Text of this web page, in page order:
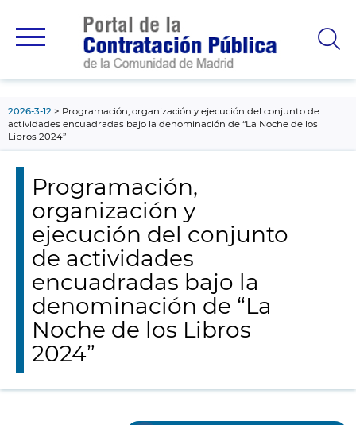
principal
2026-3-12
Programación, organización y ejecución del conjunto de
actividades encuadradas bajo la denominación de “La Noche de los
Libros 2024”
Programación,
organización y
ejecución del conjunto
de actividades
encuadradas bajo la
denominación de “La
Noche de los Libros
2024”